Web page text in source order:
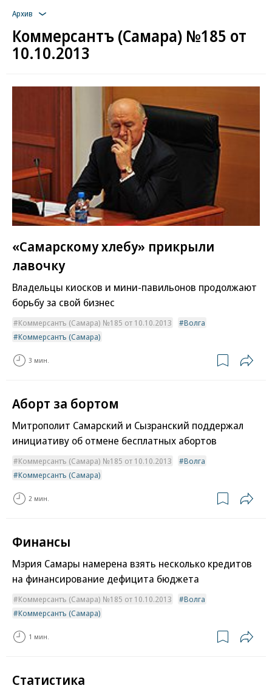
Архив
Коммерсантъ (Самара) №185 от
10.10.2013
«Самарскому хлебу» прикрыли
лавочку
Владельцы киосков и мини-павильонов продолжают
борьбу за свой бизнес
Коммерсантъ (Самара) №185 от 10.10.2013
Волга
Коммерсантъ (Самара)
3 мин.
Аборт за бортом
Митрополит Самарский и Сызранский поддержал
инициативу об отмене бесплатных абортов
Коммерсантъ (Самара) №185 от 10.10.2013
Волга
Коммерсантъ (Самара)
2 мин.
Финансы
Мэрия Самары намерена взять несколько кредитов
на финансирование дефицита бюджета
Коммерсантъ (Самара) №185 от 10.10.2013
Волга
Коммерсантъ (Самара)
1 мин.
Статистика